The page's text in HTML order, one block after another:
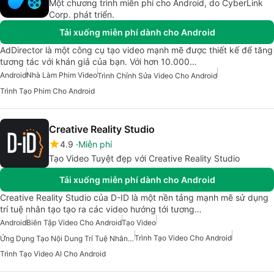
Một chương trình miễn phí cho Android, do CyberLink
Corp. phát triển.
Tải xuống miễn phí dành cho Android
AdDirector là một công cụ tạo video mạnh mẽ được thiết kế để tăng
tương tác với khán giả của bạn. Với hơn 10.000…
AndroidNhà Làm Phim VideoTrình Chỉnh Sửa Video Cho Android
Trình Tạo Phim Cho Android
Creative Reality Studio
4.9 Miễn phí
Tạo Video Tuyệt đẹp với Creative Reality Studio
Tải xuống miễn phí dành cho Android
Creative Reality Studio của D-ID là một nền tảng mạnh mẽ sử dụng
trí tuệ nhân tạo tạo ra các video hướng tới tương…
AndroidBiên Tập Video Cho AndroidTạo Video
Ứng Dụng Tạo Nội Dung Trí Tuệ Nhân TạoTrình Tạo Video Cho Android
Trình Tạo Video AI Cho Android